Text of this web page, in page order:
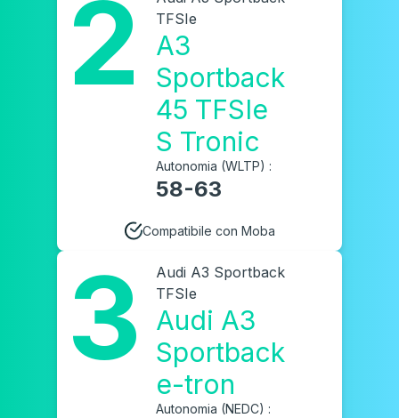
2
TFSIe
A3
Sportback
45 TFSIe
S Tronic
Autonomia (WLTP) :
58-63
Compatibile con Moba
3
Audi A3 Sportback
TFSIe
Audi A3
Sportback
e-tron
Autonomia (NEDC) :